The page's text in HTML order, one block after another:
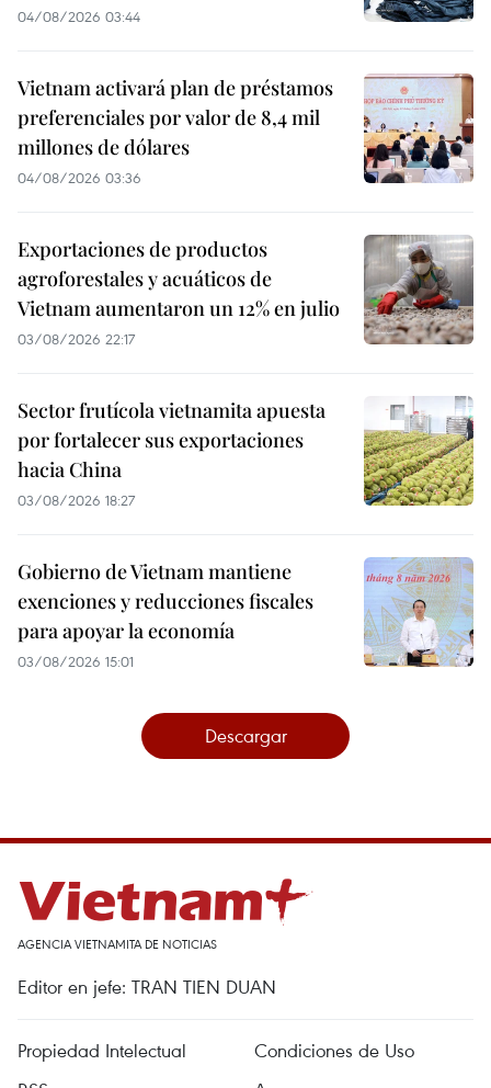
04/08/2026 03:44
Vietnam activará plan de préstamos
preferenciales por valor de 8,4 mil
millones de dólares
04/08/2026 03:36
Exportaciones de productos
agroforestales y acuáticos de
Vietnam aumentaron un 12% en julio
03/08/2026 22:17
Sector frutícola vietnamita apuesta
por fortalecer sus exportaciones
hacia China
03/08/2026 18:27
Gobierno de Vietnam mantiene
exenciones y reducciones fiscales
para apoyar la economía
03/08/2026 15:01
Descargar
AGENCIA VIETNAMITA DE NOTICIAS
Editor en jefe: TRAN TIEN DUAN
Propiedad Intelectual
Condiciones de Uso